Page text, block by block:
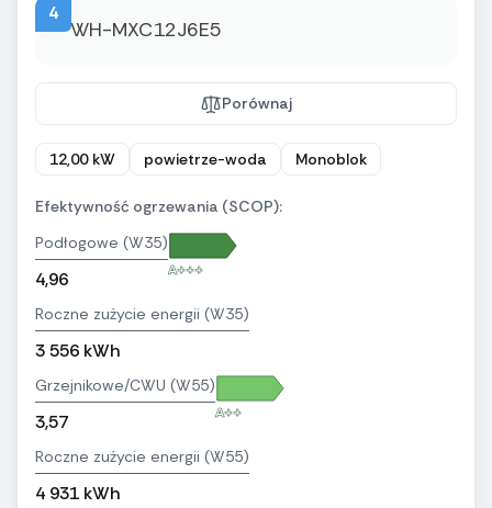
4
Porównaj
12,00 kW powietrze-woda Monoblok
Efektywność ogrzewania (SCOP):
Podłogowe (W35)
4,96 A+++
Roczne zużycie energii (W35)
3 556 kWh
Grzejnikowe/CWU (W55)
3,57 A++
Roczne zużycie energii (W55)
4 931 kWh